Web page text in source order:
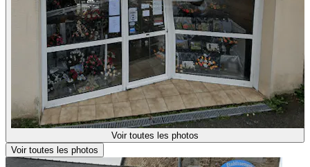
Voir toutes les photos
Voir toutes les photos